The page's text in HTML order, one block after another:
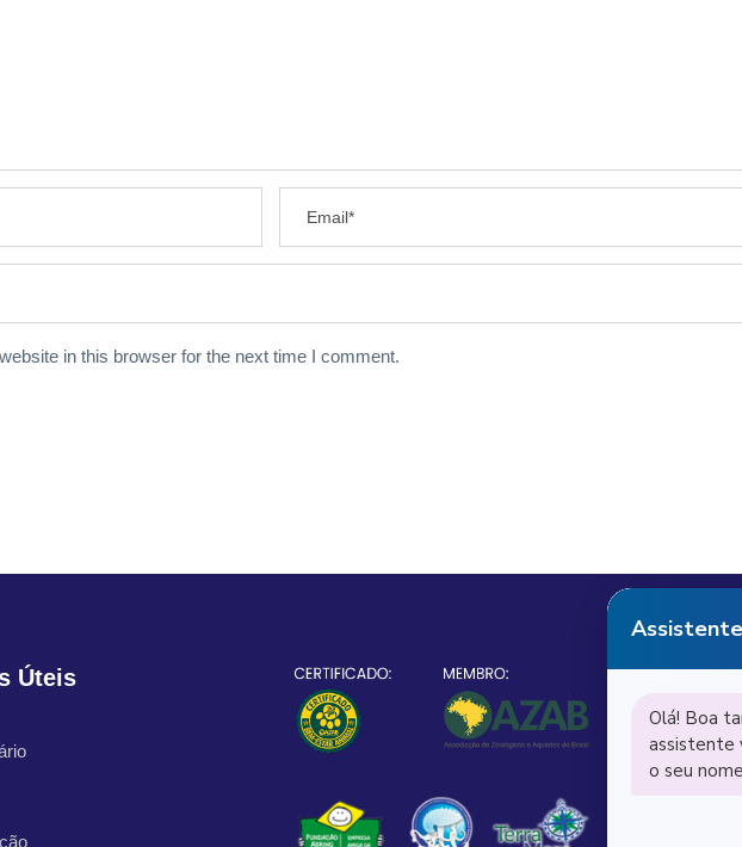
in this browser for the next time I comment.
Úteis
Receba
Aquário